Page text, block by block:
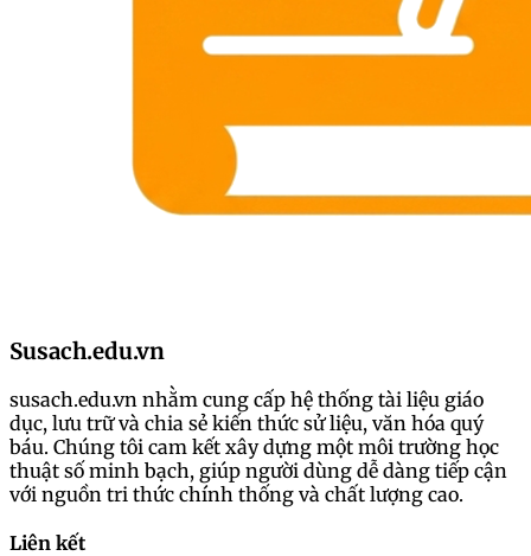
Susach.edu.vn
susach.edu.vn nhằm cung cấp hệ thống tài liệu giáo
dục, lưu trữ và chia sẻ kiến thức sử liệu, văn hóa quý
báu. Chúng tôi cam kết xây dựng một môi trường học
thuật số minh bạch, giúp người dùng dễ dàng tiếp cận
với nguồn tri thức chính thống và chất lượng cao.
Liên kết